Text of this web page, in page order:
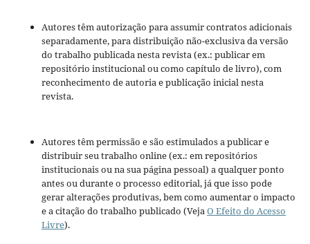
Autores têm autorização para assumir contratos adicionais
separadamente, para distribuição não-exclusiva da versão
do trabalho publicada nesta revista (ex.: publicar em
repositório institucional ou como capítulo de livro), com
reconhecimento de autoria e publicação inicial nesta
revista.
Autores têm permissão e são estimulados a publicar e
distribuir seu trabalho online (ex.: em repositórios
institucionais ou na sua página pessoal) a qualquer ponto
antes ou durante o processo editorial, já que isso pode
gerar alterações produtivas, bem como aumentar o impacto
e a citação do trabalho publicado (VejaO Efeito do Acesso
Livre).